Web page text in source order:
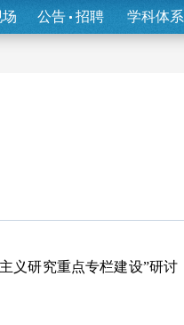
公告 招聘 学科体系
义研究重点专栏建设”研讨